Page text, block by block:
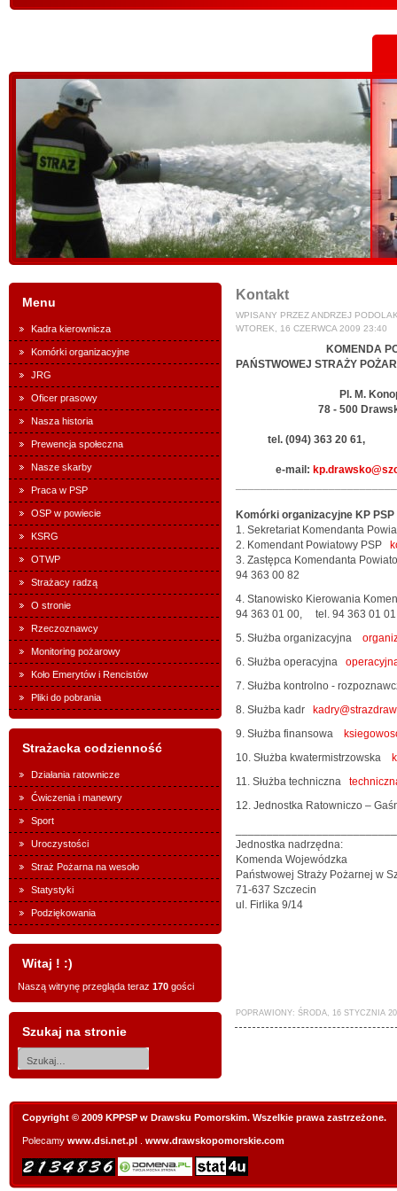
Menu
Kadra kierownicza
Komórki organizacyjne
JRG
Oficer prasowy
Nasza historia
Prewencja społeczna
Nasze skarby
Praca w PSP
OSP w powiecie
KSRG
OTWP
Strażacy radzą
O stronie
Rzeczoznawcy
Monitoring pożarowy
Koło Emerytów i Rencistów
Pliki do pobrania
Strażacka codzienność
Działania ratownicze
Ćwiczenia i manewry
Sport
Uroczystości
Straż Pożarna na wesoło
Statystyki
Podziękowania
Witaj ! :)
Naszą witrynę przegląda teraz 170 gości
Szukaj na stronie
Kontakt
WPISANY PRZEZ ANDRZEJ
WTOREK, 16 CZERWCA 2009 23:40
KOMENDA
PAŃSTWOWEJ STRAŻY
Pl. M.
78 - 500 Drawsko
tel. (094) 363 20 61,
e-mail:
Komórki organizacyjne KP
1. Sekretariat Komendanta
2. Komendant Powiatowy PSP
3. Zastępca Komendanta
94 363 00 82
4. Stanowisko Kierowania
94 363 01 00, tel. 94 363 01 01
5. Służba organizacyjna
6. Służba operacyjna
7. Służba kontrolno -
8. Służba kadr
9. Służba finansowa
10. Służba kwatermistrzowska
11. Służba techniczna
12. Jednostka Ratowniczo –
Jednostka nadrzędna:
Komenda Wojewódzka
Państwowej Straży Pożarnej w
71-637 Szczecin
ul. Firlika 9/14
POPRAWIONY: ŚRODA, 16 STYCZNIA
Copyright © 2009 KPPSP w Drawsku Pomorskim. Wszelkie prawa zastrzeżone.
Polecamy www.dsi.net.pl www.drawskopomorskie.com